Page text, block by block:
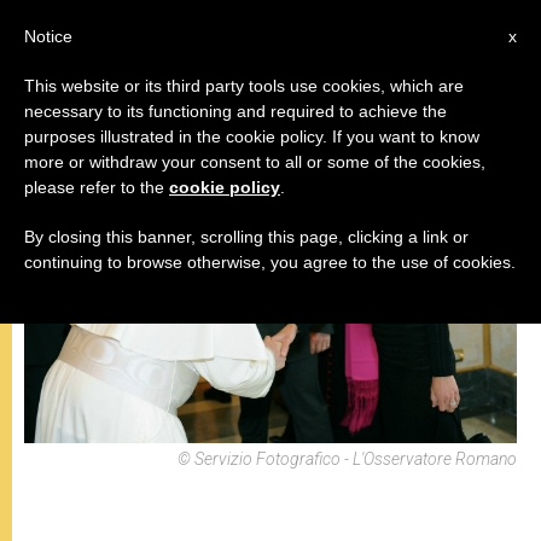
INCONTRI
© Servizio Fotografico - L'Osservatore Romano
x
Notice
This website or its third party tools use cookies, which are
necessary to its functioning and required to achieve the
purposes illustrated in the cookie policy. If you want to know
more or withdraw your consent to all or some of the cookies,
please refer to the cookie policy
By closing this banner, scrolling this page, clicking a link or
continuing to browse otherwise, you agree to the use of cookies.